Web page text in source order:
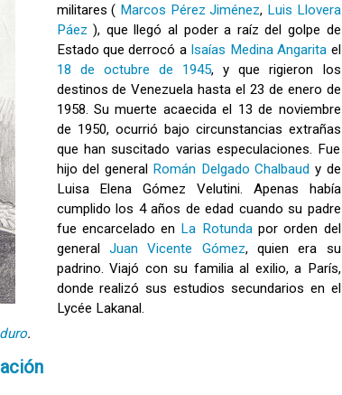
.
militares ( Marcos Pérez Jiménez, Luis Llovera
Páez ), que llegó al poder a raíz del golpe de
Estado que derrocó a Isaías Medina Angarita el
18 de octubre de 1945, y que rigieron los
destinos de Venezuela hasta el 23 de enero de
1958. Su muerte acaecida el 13 de noviembre
de 1950, ocurrió bajo circunstancias extrañas
que han suscitado varias especulaciones. Fue
hijo del general Román Delgado Chalbaud y de
Luisa Elena Gómez Velutini. Apenas había
cumplido los 4 años de edad cuando su padre
fue encarcelado en La Rotundapor orden del
general Juan Vicente Gómez, quien era su
padrino. Viajó con su familia al exilio, a París,
donde realizó sus estudios secundarios en el
Lycée Lakanal.